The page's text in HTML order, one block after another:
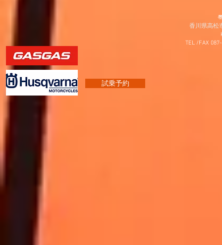
試乗予約
香川県高松
TEL /FAX